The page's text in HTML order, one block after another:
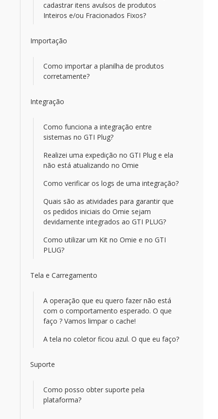
cadastrar itens avulsos de produtos
Inteiros e/ou Fracionados Fixos?
Importação
Como importar a planilha de produtos
corretamente?
Integração
Como funciona a integração entre
sistemas no GTI Plug?
Realizei uma expedição no GTI Plug e ela
não está atualizando no Omie
Como verificar os logs de uma integração?
Quais são as atividades para garantir que
os pedidos iniciais do Omie sejam
devidamente integrados ao GTI PLUG?
Como utilizar um Kit no Omie e no GTI
PLUG?
Tela e Carregamento
A operação que eu quero fazer não está
com o comportamento esperado. O que
faço ? Vamos limpar o cache!
A tela no coletor ficou azul. O que eu faço?
Suporte
Como posso obter suporte pela
plataforma?